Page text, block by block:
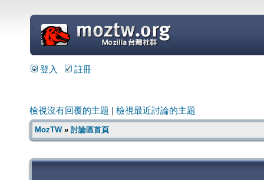
=
登入 註冊
檢視沒有回覆的主題 檢視最近討論的主題
MozTW» 討論區首頁